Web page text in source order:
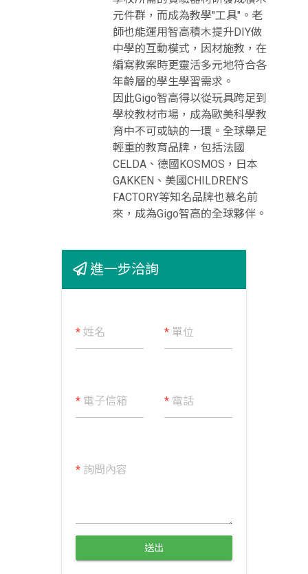
元件群，而成為教學"工具"。老
師也能運用智高積木提升DIY做
中學的互動模式，因材施教，在
編寫教案時更靈活多元地符合各
年齡層的學生學習需求。
因此Gigo智高得以從玩具跨足到
學校教材市場，成為歐美科學教
育中不可或缺的一環。全球舉足
輕重的教育品牌，包括法國
CELDA、德國KOSMOS，日本
GAKKEN、美國CHILDREN’S
FACTORY等知名品牌也慕名前
來，成為Gigo智高的全球夥伴。
進一步洽詢
*姓名 * 單位
*電子信箱 * 電話
*詢問內容
送出